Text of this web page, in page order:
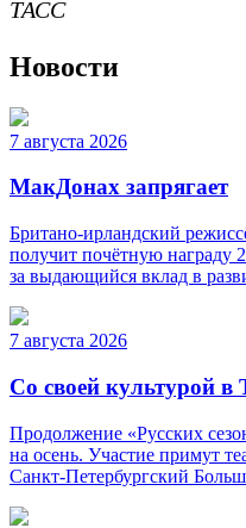
ТАСС
Новости
7 августа 2026
МакДонах запрягает
Британо-ирландский
получит почётную награду
за выдающийся вклад в
7 августа 2026
Со своей культурой в
Продолжение «Русских
на осень. Участие примут
Санкт-Петербургский